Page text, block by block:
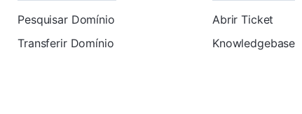
Pesquisar Domínio
Transferir Domínio
Abrir Ticket
Knowledgebase